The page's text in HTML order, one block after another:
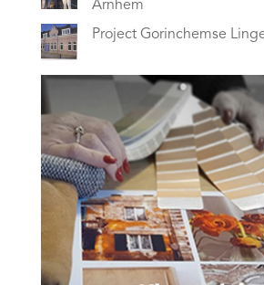
Arnhem
Project Gorinchemse